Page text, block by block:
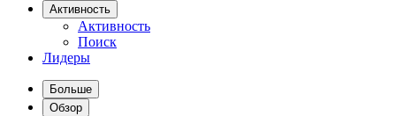
Активность
Активность
Поиск
Лидеры
Больше
Обзор